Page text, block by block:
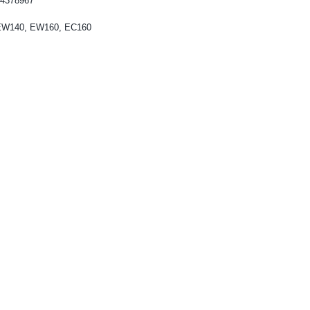
EW160, EC160